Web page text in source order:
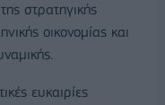
στρατηγικής
οικονομίας και
ευκαιρίες